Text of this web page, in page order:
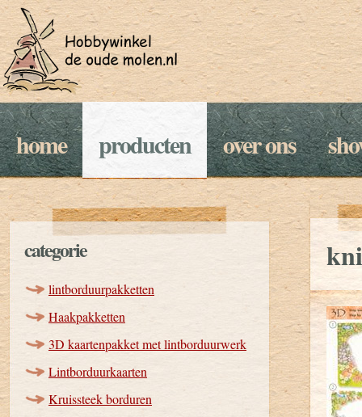
home producten over ons
categorie
lintborduurpakketten
Haakpakketten
3D kaartenpakket met lintborduurwerk
Lintborduurkaarten
Kruissteek borduren